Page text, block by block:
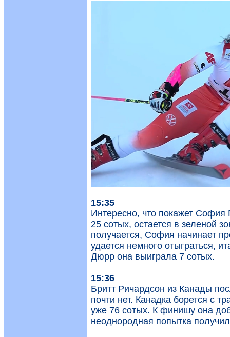
15:35
Интересно, что покажет София
25 сотых, остается в зеленой
получается, София начинает
удается немного отыграться,
Дюрр она выиграла 7 сотых.
15:36
Бритт Ричардсон из Канады
почти нет. Канадка борется с
уже 76 сотых. К финишу она
неоднородная попытка